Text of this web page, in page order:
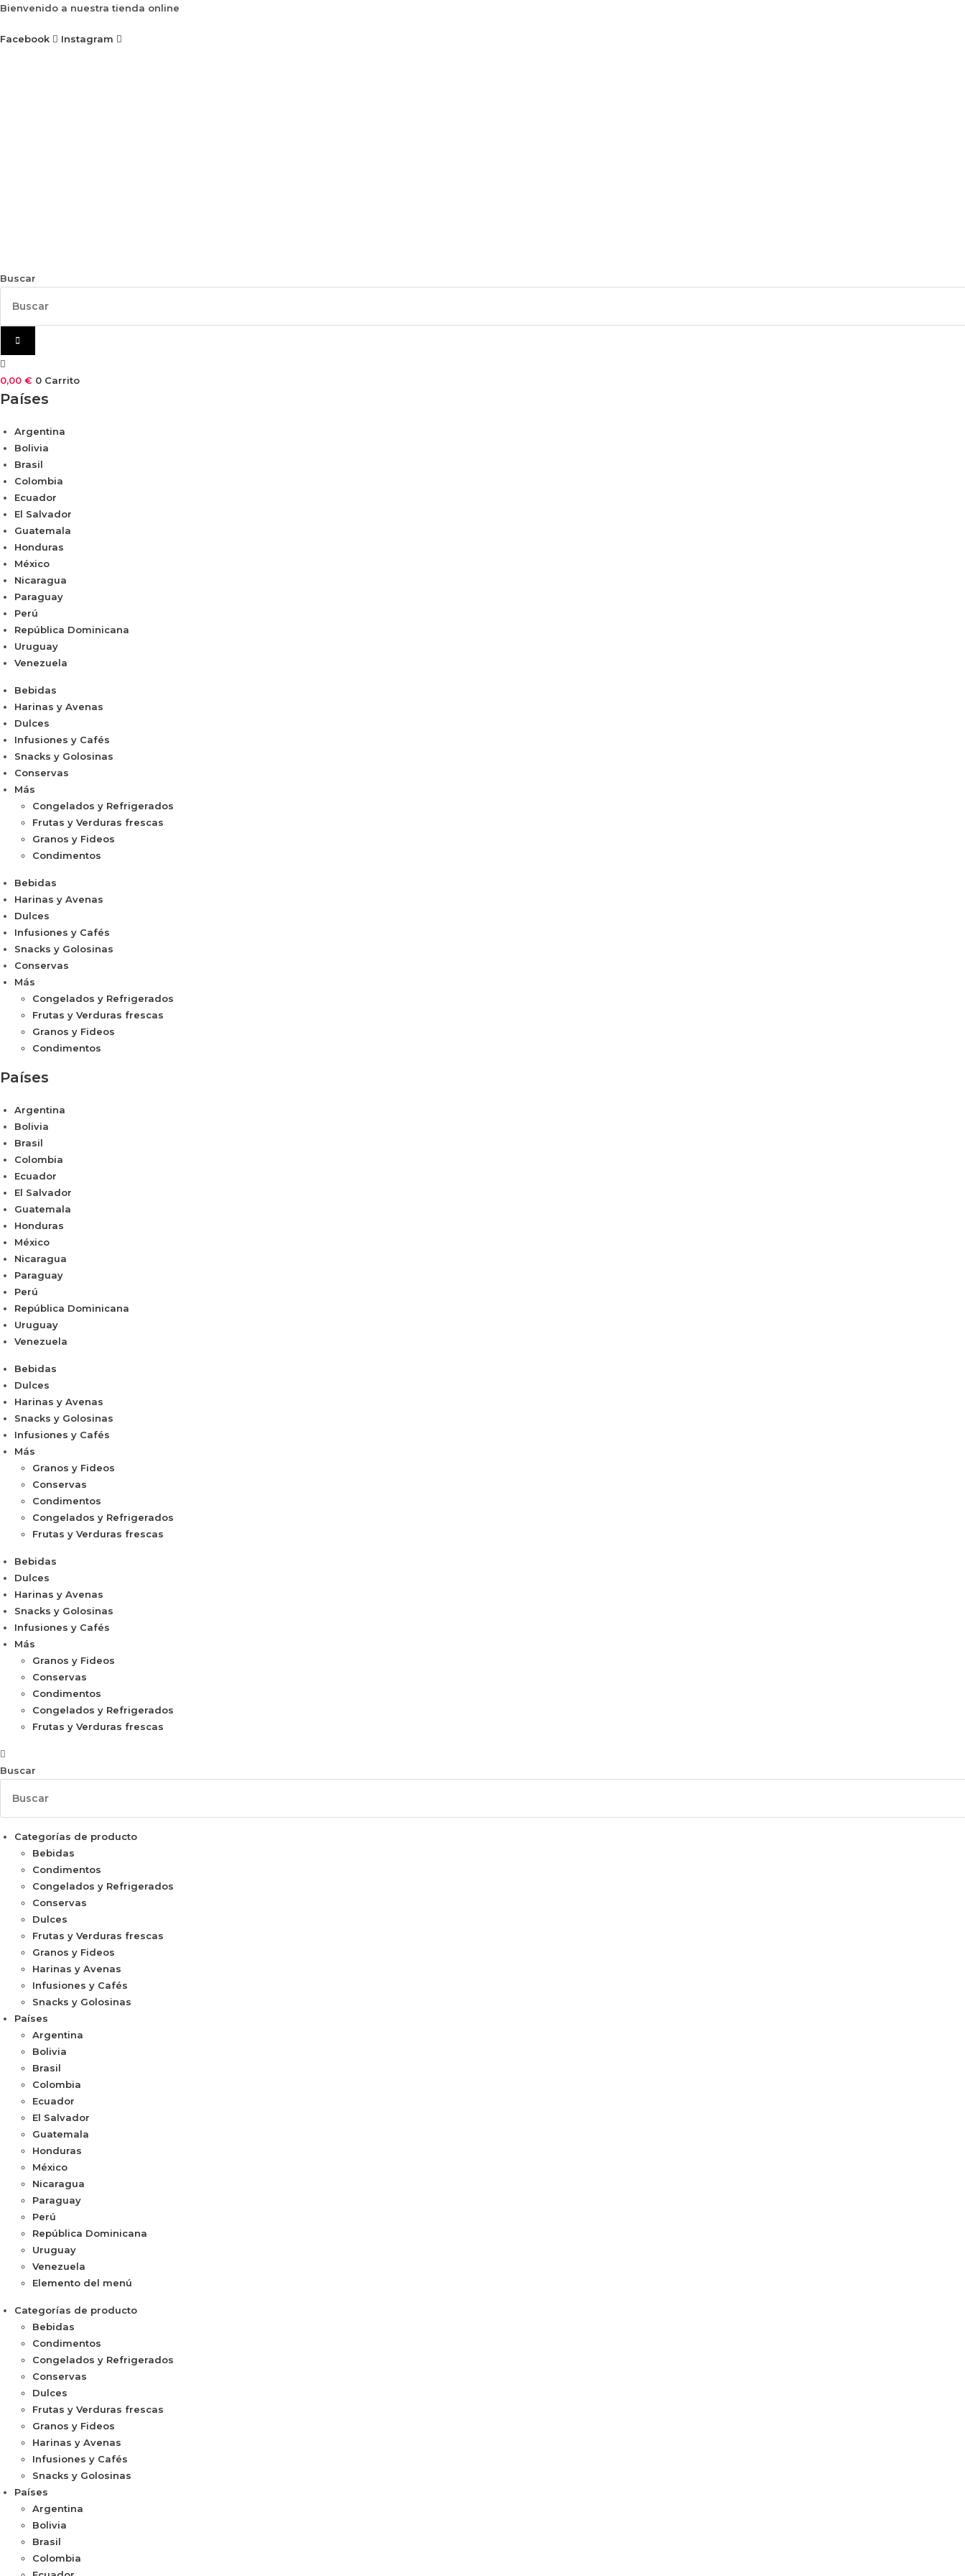
Ir
contenido
Bienvenido a nuestra tienda online
Facebook Instagram
Buscar
0,00 € 0 Carrito
Países
Argentina
Bolivia
Brasil
Colombia
Ecuador
El Salvador
Guatemala
Honduras
México
Nicaragua
Paraguay
Perú
República Dominicana
Uruguay
Venezuela
Bebidas
Harinas y Avenas
Dulces
Infusiones y Cafés
Snacks y Golosinas
Conservas
Más
Congelados y Refrigerados
Frutas y Verduras frescas
Granos y Fideos
Condimentos
Bebidas
Harinas y Avenas
Dulces
Infusiones y Cafés
Snacks y Golosinas
Conservas
Más
Congelados y Refrigerados
Frutas y Verduras frescas
Granos y Fideos
Condimentos
Países
Argentina
Bolivia
Brasil
Colombia
Ecuador
El Salvador
Guatemala
Honduras
México
Nicaragua
Paraguay
Perú
República Dominicana
Uruguay
Venezuela
Bebidas
Dulces
Harinas y Avenas
Snacks y Golosinas
Infusiones y Cafés
Más
Granos y Fideos
Conservas
Condimentos
Congelados y Refrigerados
Frutas y Verduras frescas
Bebidas
Dulces
Harinas y Avenas
Snacks y Golosinas
Infusiones y Cafés
Más
Granos y Fideos
Conservas
Condimentos
Congelados y Refrigerados
Frutas y Verduras frescas
Buscar
Categorías de producto
Bebidas
Condimentos
Congelados y Refrigerados
Conservas
Dulces
Frutas y Verduras frescas
Granos y Fideos
Harinas y Avenas
Infusiones y Cafés
Snacks y Golosinas
Países
Argentina
Bolivia
Brasil
Colombia
Ecuador
El Salvador
Guatemala
Honduras
México
Nicaragua
Paraguay
Perú
República Dominicana
Uruguay
Venezuela
Elemento del menú
Categorías de producto
Bebidas
Condimentos
Congelados y Refrigerados
Conservas
Dulces
Frutas y Verduras frescas
Granos y Fideos
Harinas y Avenas
Infusiones y Cafés
Snacks y Golosinas
Países
Argentina
Bolivia
Brasil
Colombia